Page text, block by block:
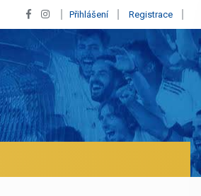
#33 Přihlášení Registrace